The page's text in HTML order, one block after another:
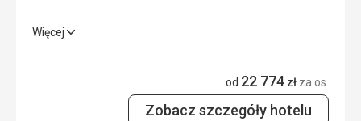
Cena
5,0 / 5
5,0
Więcej
od 22 774 zł za os.
Zobacz szczegóły hotelu